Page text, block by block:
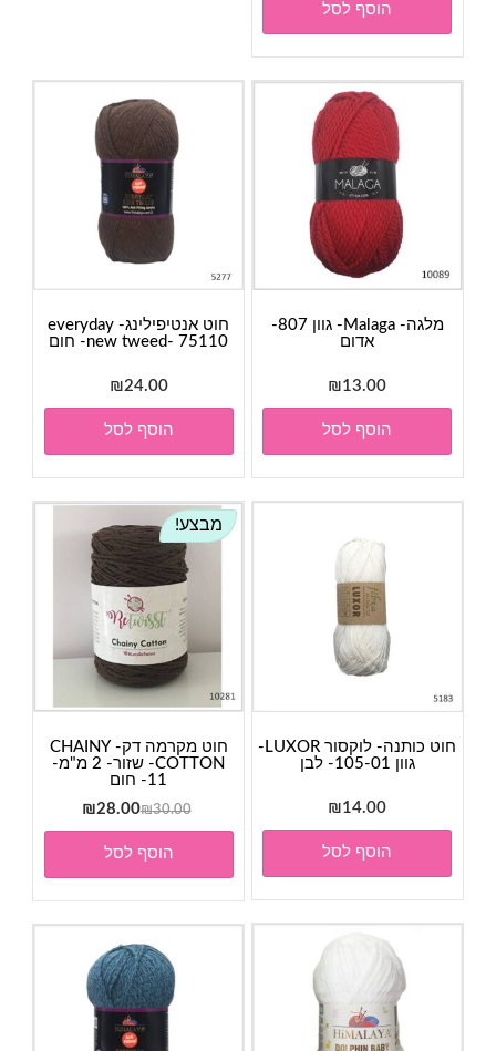
הוסף לסל
מלגה- Malaga- גוון 807-
אדום
₪13.00
הוסף לסל
חוט אנטיפילינג- everyday
new tweed- 75110- חום
₪24.00
הוסף לסל
חוט כותנה- לוקסור LUXOR-
גוון 105-01- לבן
₪14.00
הוסף לסל
מבצע!
חוט מקרמה דק- CHAINY
COTTON- שזור- 2 מ"מ-
11- חום
₪30.00
המחיר
המקורי
היה:
₪30.00.
₪28.00
הנוכחי
₪28.00.
הוסף לסל